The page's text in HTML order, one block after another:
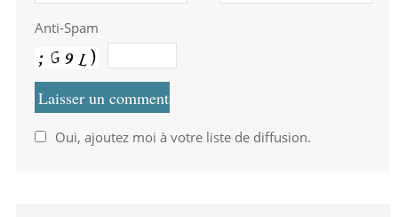
Anti-Spam
Oui, ajoutez moi à votre liste de diffusion.